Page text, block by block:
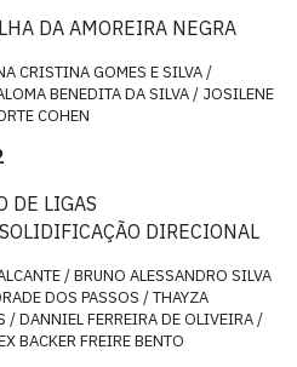
DA AMOREIRA NEGRA
CRISTINA GOMES E SILVA /
BENEDITA DA SILVA / JOSILENE
COHEN
DE LIGAS
DIRECIONAL
/ BRUNO ALESSANDRO SILVA
DOS PASSOS / THAYZA
/ DANNIEL FERREIRA DE OLIVEIRA /
BACKER FREIRE BENTO